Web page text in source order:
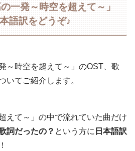
一発～時空を超えて～」
語訳をどうぞ♪
～時空を超えて～」のOST、歌
いてご紹介します。
えて～」の中で流れていた曲だけ
詞だったの？ という方に 日本語訳